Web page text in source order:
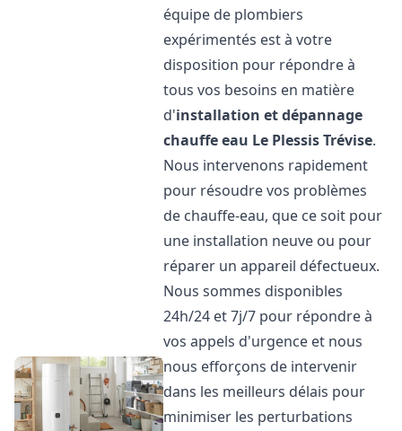
équipe de plombiers
expérimentés est à votre
disposition pour répondre à
tous vos besoins en matière
d'installation et dépannage
chauffe eau Le Plessis Trévise.
Nous intervenons rapidement
pour résoudre vos problèmes
de chauffe-eau, que ce soit pour
une installation neuve ou pour
réparer un appareil défectueux.
Nous sommes disponibles
24h/24 et 7j/7 pour répondre à
vos appels d'urgence et nous
nous efforçons de intervenir
dans les meilleurs délais pour
minimiser les perturbations